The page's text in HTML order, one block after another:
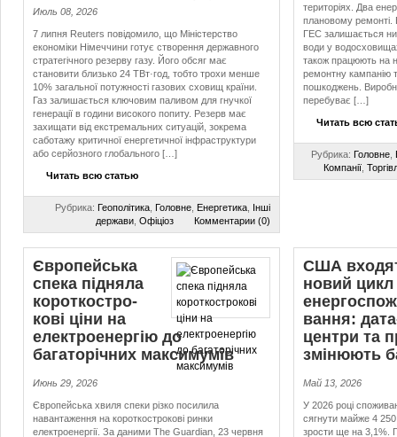
Июль 08, 2026
7 липня Reuters повідомило, що Міністерство
економіки Німеччини готує створення державного
стратегічного резерву газу. Його обсяг має
становити близько 24 ТВт·год, тобто трохи менше
10% загальної потужності газових сховищ країни.
Газ залишається ключовим паливом для гнучкої
генерації в години високого попиту. Резерв має
захищати від екстремальних ситуацій, зокрема
саботажу критичної енергетичної інфраструктури
або серйозного глобального […]
Читать всю статью
Рубрика: Геополітика Головне Енергетика Інші
держави Офіціоз Комментарии (0)
територіях. Два
плановому ремонті.
ГЕС залишається
води у
також працюють на
ремонтну кампанію
пошкоджень.
перебуває […]
Читать всю
Рубрика: Головне
Компанії
Європейська
спека підняла
ко­рот­ко­стро­
кові ціни на
електроенергію до
багаторічних максимумів
Июнь 29, 2026
Європейська хвиля спеки різко посилила
навантаження на короткострокові ринки
електроенергії. За даними The Guardian, 23 червня
США
новий цикл
ван­ня:
центри та
змінюють
Май 13, 2026
У 2026 році
сягнути майже 4
зрости ще на 3,1%.